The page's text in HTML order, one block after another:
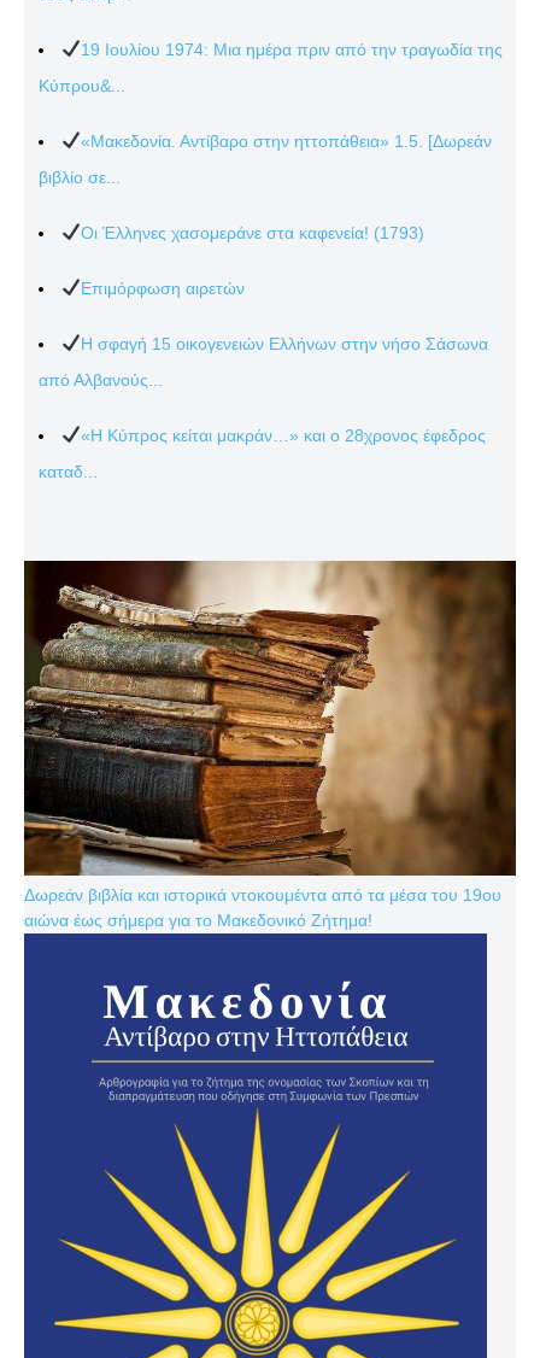
19 Ιουλίου 1974: Μια ημέρα πριν από την τραγωδία της
Κύπρου&...
«Μακεδονία. Αντίβαρο στην ηττοπάθεια» 1.5. [Δωρεάν
βιβλίο σε...
Οι Έλληνες χασομεράνε στα καφενεία! (1793)
Επιμόρφωση αιρετών
Η σφαγή 15 οικογενειών Ελλήνων στην νήσο Σάσωνα
από Αλβανούς...
«Η Κύπρος κείται μακράν…» και ο 28χρονος έφεδρος
καταδ...
Δωρεάν βιβλία και ιστορικά ντοκουμέντα από τα μέσα του 19ου
αιώνα έως σήμερα για το Μακεδονικό Ζήτημα!